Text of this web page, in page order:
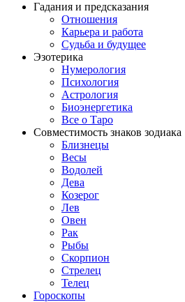
Гадания и предсказания
Отношения
Карьера и работа
Cудьба и будущее
Эзотерика
Нумерология
Психология
Астрология
Биоэнергетика
Все о Таро
Совместимость знаков зодиака
Близнецы
Весы
Водолей
Дева
Козерог
Лев
Овен
Рак
Рыбы
Скорпион
Стрелец
Телец
Гороскопы